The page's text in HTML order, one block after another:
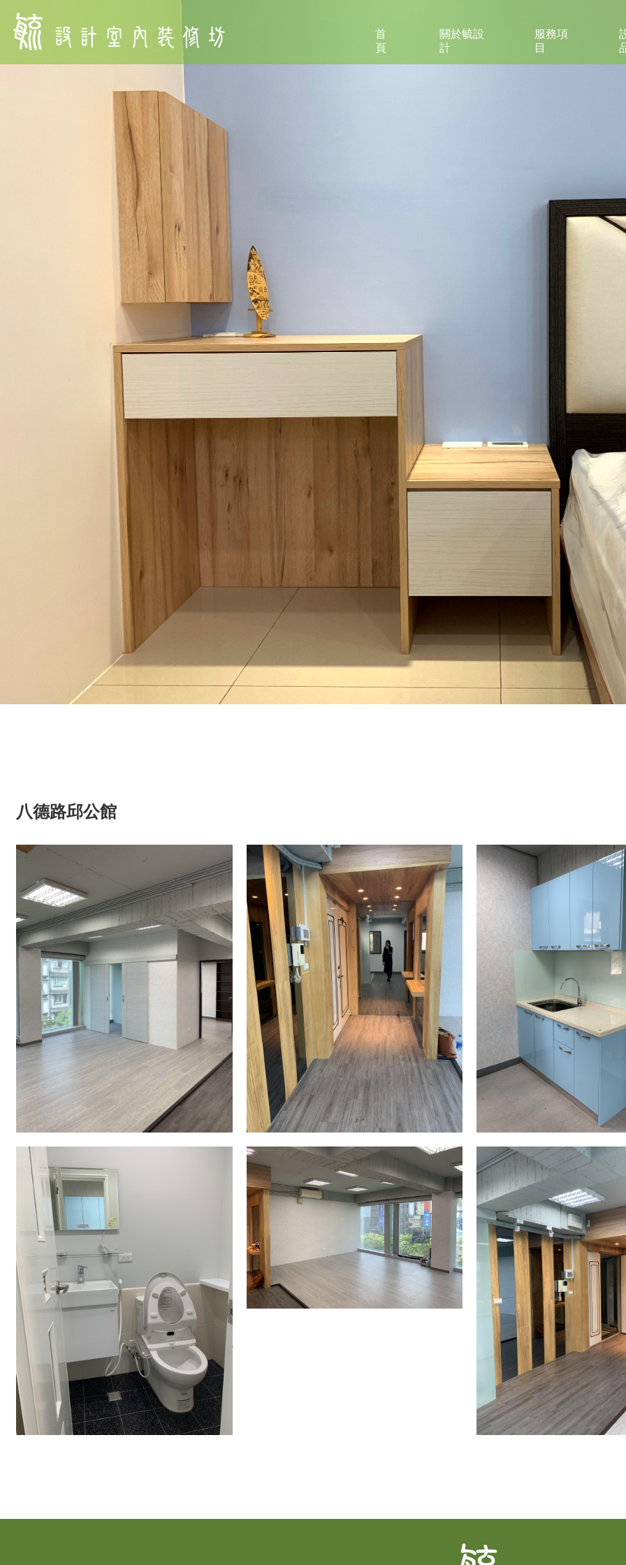
首
頁
關於毓設
計
服務項
目
八德路邱公館